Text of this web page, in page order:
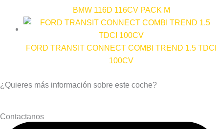
BMW 116D 116CV PACK M
FORD TRANSIT CONNECT COMBI TREND 1.5 TDCI
100CV
¿Quieres más información sobre este coche?
Contactanos